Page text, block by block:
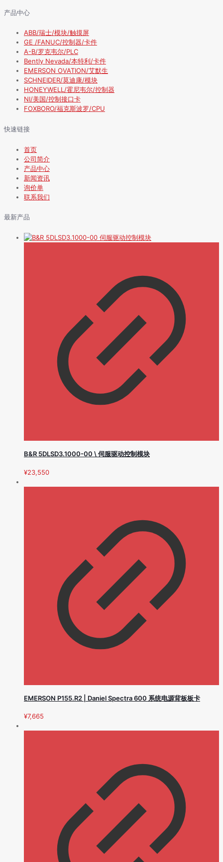
产品中心
ABB/瑞士/模块/触摸屏
GE /FANUC/控制器/卡件
A-B/罗克韦尔/PLC
Bently Nevada/本特利/卡件
EMERSON OVATION/艾默生
SCHNEIDER/莫迪康/模块
HONEYWELL/霍尼韦尔/控制器
NI/美国/控制接口卡
FOXBORO/福克斯波罗/CPU
快速链接
首页
公司简介
产品中心
新闻资讯
询价单
联系我们
最新产品
B&R 5DLSD3.1000-00 \ 伺服驱动控制模块
¥23,550
EMERSON P155.R2 | Daniel Spectra 600 系统电源背板板卡
¥7,665